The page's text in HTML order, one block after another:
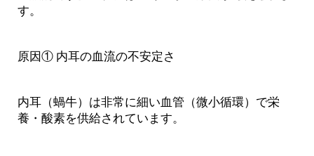
す。
原因① 内耳の血流の不安定さ
内耳（蝸牛）は非常に細い血管（微小循環）で栄
養・酸素を供給されています。